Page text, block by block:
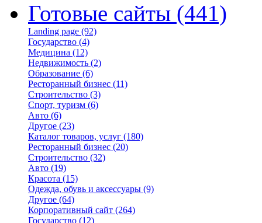
Готовые сайты (441)
Landing page (92)
Государство (4)
Медицина (12)
Недвижимость (2)
Образование (6)
Ресторанный бизнес (11)
Строительство (3)
Спорт, туризм (6)
Авто (6)
Другое (23)
Каталог товаров, услуг (180)
Ресторанный бизнес (20)
Строительство (32)
Авто (19)
Красота (15)
Одежда, обувь и аксессуары (9)
Другое (64)
Корпоративный сайт (264)
Государство (12)